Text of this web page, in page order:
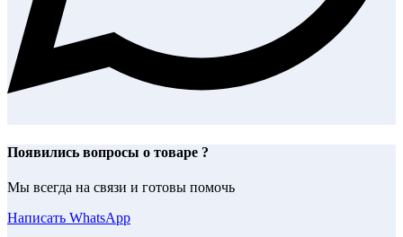
Появились вопросы о товаре ?
Мы всегда на связи и готовы помочь
Написать WhatsApp